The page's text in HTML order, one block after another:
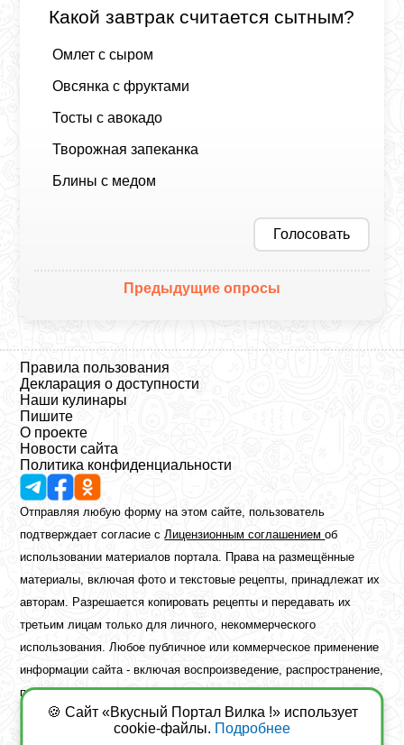
Какой завтрак считается сытным?
Омлет с сыром
Овсянка с фруктами
Тосты с авокадо
Творожная запеканка
Блины с медом
Голосовать
Предыдущие опросы
Правила пользования
Декларация о доступности
Наши кулинары
Пишите
О проекте
Новости сайта
Политика конфиденциальности
Отправляя любую форму на этом сайте, пользователь
подтверждает согласие сЛицензионным соглашениемоб
использовании материалов портала. Права на размещённые
материалы, включая фото и текстовые рецепты, принадлежат их
авторам. Разрешается копировать рецепты и передавать их
третьим лицам только для личного, некоммерческого
использования. Любое публичное или коммерческое применение
информации сайта - включая воспроизведение, распространение,
публикацию или обработку - возможно лишь при наличии
предварительного письменного разрешения правообладателя.
Copyright ©2026 Вкусный Портал Вилка
🍪 Сайт «Вкусный Портал Вилка !» использует
cookie-файлы. Подробнее